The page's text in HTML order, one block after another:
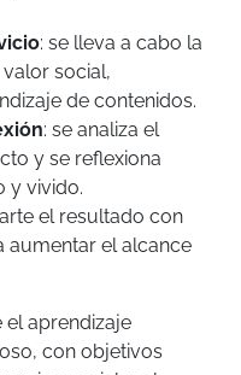
: se lleva a cabo la
social,
de contenidos.
: se analiza el
y se reflexiona
y vivido.
el resultado con
aumentar el alcance
el aprendizaje
con objetivos